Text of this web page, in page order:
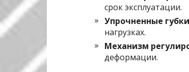
срок эксплуатации.
Упрочненные губки
нагрузках.
Механизм
деформации.